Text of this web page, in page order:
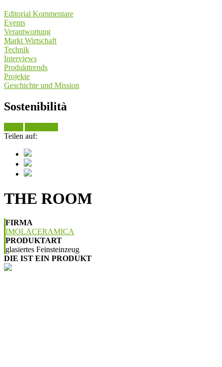
Editorial Kommentare
Events
Verantwortung
Markt Wirtschaft
Technik
Interviews
Produkttrends
Projekte
Geschichte und Mission
Sostenibilità
Teilen auf:
THE ROOM
FIRMA
IMOLACERAMICA
PRODUKTART
glasiertes Feinsteinzeug
DIE IST EIN PRODUKT